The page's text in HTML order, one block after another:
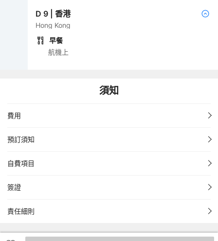
D 9 |香港
Hong Kong
早餐
航機上
須知
費用
預訂須知
自費項目
簽證
責任細則